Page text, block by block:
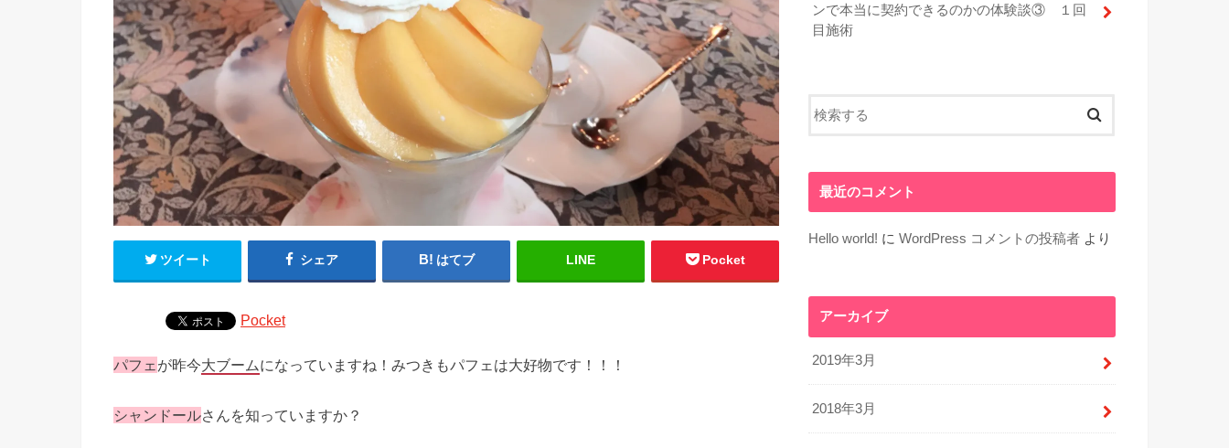
ツイート シェア はてブ LINE Pocket
Pocket
パフェ が昨今大ブームになっていますね！みつきもパフェは大好物です！！！
シャンドールさんを知っていますか？
ンで本当に契約できるのかの体験談③ １回
目施術
最近のコメント
Hello world! に WordPress コメントの投稿者 より
アーカイブ
2019年3月
2018年3月